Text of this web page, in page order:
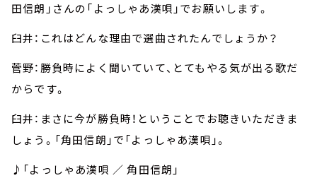
田信朗」さんの「よっしゃあ漢唄」でお願いします。
臼井：これはどんな理由で選曲されたんでしょうか？
菅野：勝負時によく聞いていて、とてもやる気が出る歌だ
からです。
臼井：まさに今が勝負時！ということでお聴きいただきま
しょう。「角田信朗」で「よっしゃあ漢唄」。
♪「よっしゃあ漢唄 ／ 角田信朗」